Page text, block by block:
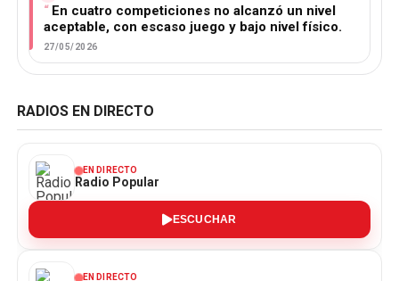
En cuatro competiciones no alcanzó un nivel
aceptable, con escaso juego y bajo nivel físico.
27/05/2026
RADIOS EN DIRECTO
EN DIRECTO
Radio Popular
ESCUCHAR
EN DIRECTO